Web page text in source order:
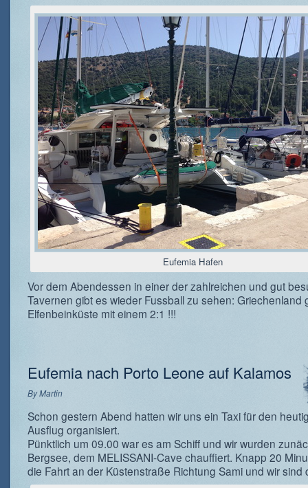
Eufemia Hafen
Vor dem Abendessen in einer der zahlreichen und gut
Tavernen gibt es wieder Fussball zu sehen: Griechenland
Elfenbeinküste mit einem 2:1 !!!
Eufemia nach Porto Leone auf Kalamos
ByMartin
Schon gestern Abend hatten wir uns ein Taxi für den
Ausflug organisiert.
Pünktlich um 09.00 war es am Schiff und wir wurden
Bergsee, dem MELISSANI-Cave chauffiert. Knapp 20
die Fahrt an der Küstenstraße Richtung Sami und wir sind